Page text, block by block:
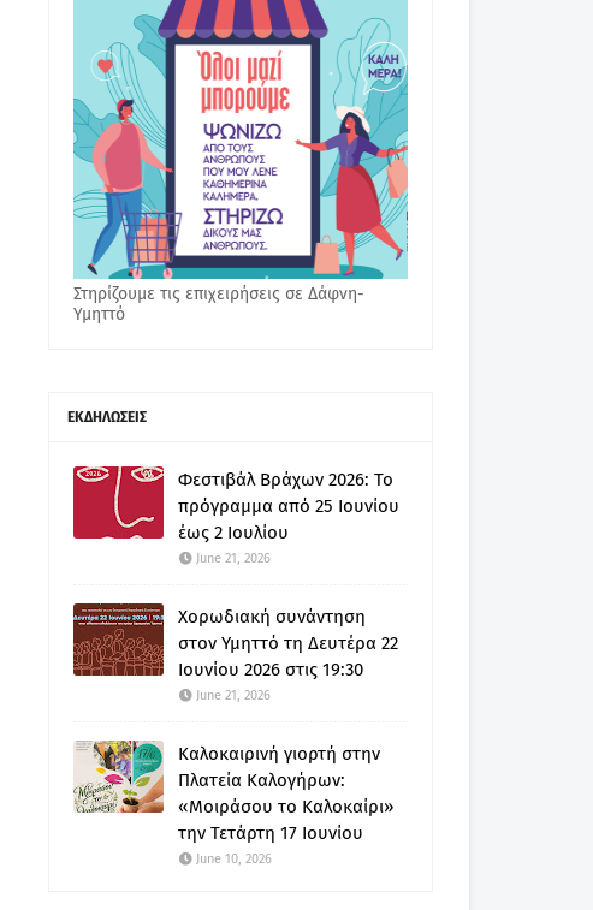
Στηρίζουμε τις επιχειρήσεις σε Δάφνη-
Υμηττό
ΕΚΔΗΛΩΣΕΙΣ
Φεστιβάλ Βράχων 2026: Το
πρόγραμμα από 25 Ιουνίου
έως 2 Ιουλίου
June 21, 2026
Χορωδιακή συνάντηση
στον Υμηττό τη Δευτέρα 22
Ιουνίου 2026 στις 19:30
June 21, 2026
Καλοκαιρινή γιορτή στην
Πλατεία Καλογήρων:
«Μοιράσου το Καλοκαίρι»
την Τετάρτη 17 Ιουνίου
June 10, 2026